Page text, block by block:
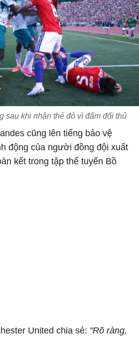
sau khi nhận thẻ đỏ vì đấm đối thủ
cũng lên tiếng bảo vệ
động của người đồng đội xuất
kết trong tập thể tuyển Bồ
United chia sẻ: "Rõ ràng,